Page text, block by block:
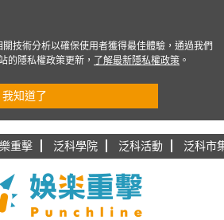
重擊 泛科學院 泛科活動 泛科市
技術分析以確保使用者獲得最佳體驗，通過我們
的隱私權政策更新，
了解最新隱私權政策 。
我知道了